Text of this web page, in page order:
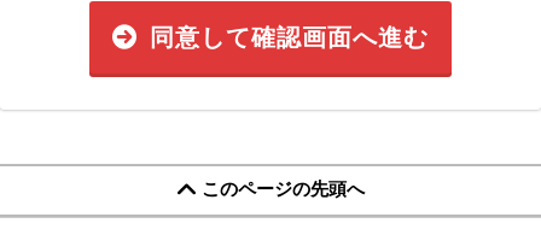
同意して確認画面へ進む
このページの先頭へ